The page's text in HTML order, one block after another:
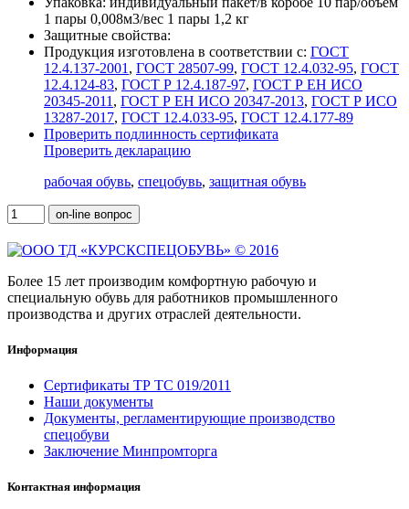
1 пары 0,008м3/вес 1 пары 1,2 кг
Защитные свойства:
Продукция изготовлена в соответствии с: ГОСТ
12.4.137-2001 , ГОСТ 28507-99, ГОСТ 12.4.032-95, ГОСТ
12.4.124-83, ГОСТ Р 12.4.187-97, ГОСТ Р ЕН ИСО
20345-2011 , ГОСТ Р ЕН ИСО 20347-2013, ГОСТ Р ИСО
13287-2017, ГОСТ 12.4.033-95, ГОСТ 12.4.177-89
Проверить подлинность сертификата
Проверить декларацию
рабочая обувь, спецобувь, защитная обувь
on-line вопрос
Более 15 лет производим комфортную рабочую и
специальную обувь для работников промышленного
производства и других отраслей деятельности.
Информация
Сертификаты ТР ТС 019/2011
Наши документы
Документы, регламентирующие производство
спецобуви
Заключение Минпромторга
Контактная информация